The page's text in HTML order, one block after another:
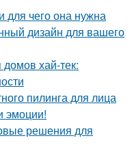
для чего она нужна
дизайн для вашего
хай-тек:
пилинга для лица
эмоции!
решения для